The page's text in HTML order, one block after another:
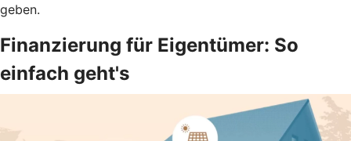
geben.
Finanzierung für Eigentümer: So
einfach geht's